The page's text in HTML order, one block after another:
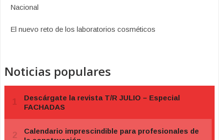
Nacional
El nuevo reto de los laboratorios cosméticos
Noticias populares